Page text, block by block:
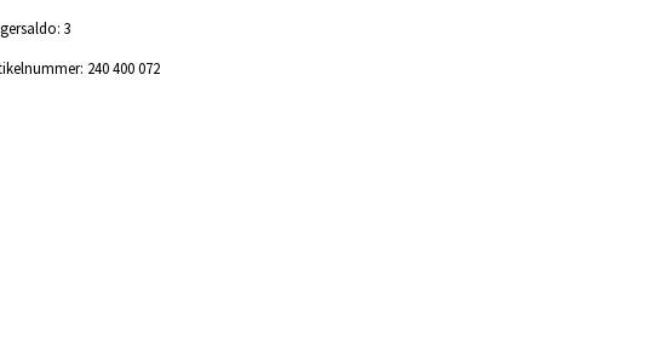
3
240 400 072